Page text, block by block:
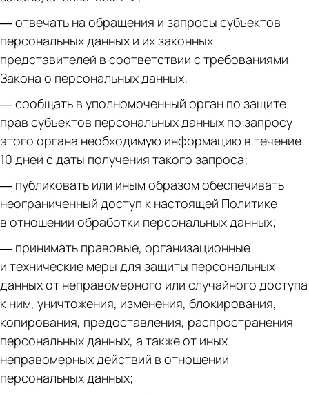
— отвечать на обращения и запросы субъектов
персональных данных и их законных
представителей в соответствии с требованиями
Закона о персональных данных;
— сообщать в уполномоченный орган по защите
прав субъектов персональных данных по запросу
этого органа необходимую информацию в течение
10 дней с даты получения такого запроса;
— публиковать или иным образом обеспечивать
неограниченный доступ к настоящей Политике
в отношении обработки персональных данных;
— принимать правовые, организационные
и технические меры для защиты персональных
данных от неправомерного или случайного доступа
к ним, уничтожения, изменения, блокирования,
копирования, предоставления, распространения
персональных данных, а также от иных
неправомерных действий в отношении
персональных данных;